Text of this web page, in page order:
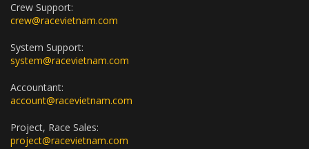
Crew Support:
crew@racevietnam.com
System Support:
system@racevietnam.com
Accountant:
account@racevietnam.com
Project, Race Sales:
project@racevietnam.com